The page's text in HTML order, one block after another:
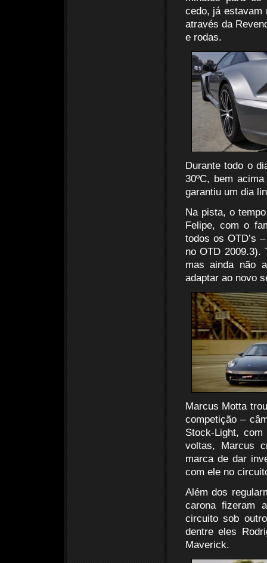
cedo, já estavam
através da
e rodas.
Durante todo o
30ºC, bem
garantiu um dia
Na pista, o
Felipe, com o
todos os OTD’s
no OTD 2009.3).
mas ainda não
adaptar ao novo
Marcus Motta
competição –
Stock-Light,
voltas, Marcus
marca de dar
com ele no
Além dos
carona fizeram
circuito sob
dentre eles
Maverick.